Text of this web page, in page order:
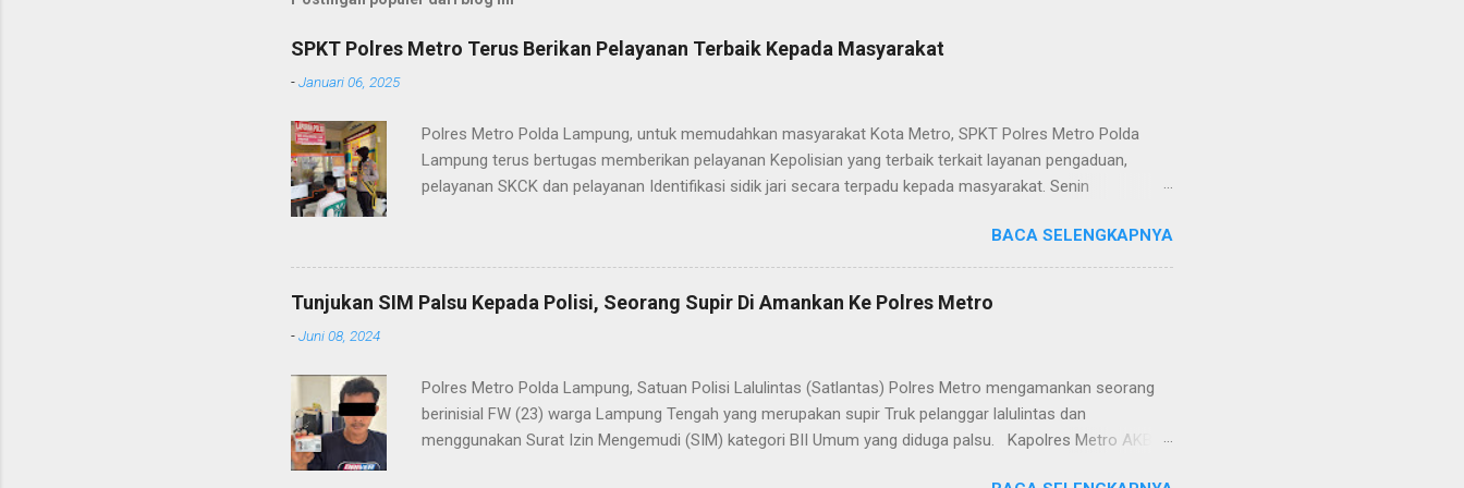
SPKT Polres Metro Terus Berikan Pelayanan Terbaik Kepada Masyarakat
-Januari 06, 2025
Polres Metro Polda Lampung, untuk memudahkan masyarakat Kota Metro, SPKT Polres Metro Polda
Lampung terus bertugas memberikan pelayanan Kepolisian yang terbaik terkait layanan pengaduan,
pelayanan SKCK dan pelayanan Identifikasi sidik jari secara terpadu kepada masyarakat. Senin
masyarakat telah berusaha memberikan pelayanan terbaik kepada masyarakat. Kapolres Metro AKBP
Heri Sulistyo Nugroho S.IK, M.IK mengatakan “SPKT Polres Metro akan terus berusaha memberikan
pelayanan yang terbaik kepada masyarakat yang membutuhkan pelayanan kepolisian, baik informasi
maupun pelayanan lainnya.” “SPKT adalah pusat jaringan dari sistem fungsi Kepolisian, ketika telah
pidana, atau ke fungs...
BACA SELENGKAPNYA
Tunjukan SIM Palsu Kepada Polisi, Seorang Supir Di Amankan Ke Polres Metro
-Juni 08, 2024
Polres Metro Polda Lampung, Satuan Polisi Lalulintas (Satlantas) Polres Metro mengamankan seorang
berinisial FW (23) warga Lampung Tengah yang merupakan supir Truk pelanggar lalulintas dan
menggunakan Surat Izin Mengemudi (SIM) kategori BII Umum yang diduga palsu. Kapolres Metro AKBP